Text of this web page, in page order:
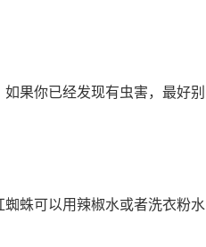
果你已经发现有虫害，最好别
蛛可以用辣椒水或者洗衣粉水